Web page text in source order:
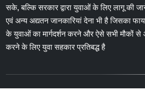
सके, बल्कि सरकार द्वारा युवाओं के लिए लागू की
एवं अन्य अद्यतन जानकारियां देना भी है जिसका
के युवाओं का मार्गदर्शन करने और ऐसे सभी मौकों से
करने के लिए युवा सहकार प्रतिबद्ध है